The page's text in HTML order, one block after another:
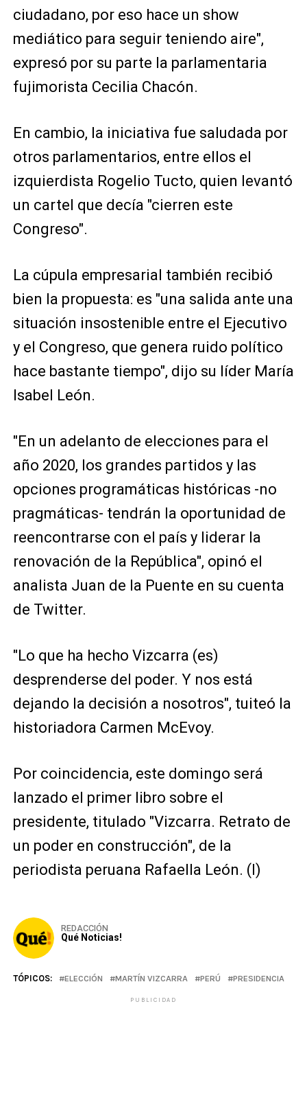
ciudadano, por eso hace un show
mediático para seguir teniendo aire",
expresó por su parte la parlamentaria
fujimorista Cecilia Chacón.
En cambio, la iniciativa fue saludada por
otros parlamentarios, entre ellos el
izquierdista Rogelio Tucto, quien levantó
un cartel que decía "cierren este
Congreso".
La cúpula empresarial también recibió
bien la propuesta: es "una salida ante una
situación insostenible entre el Ejecutivo
y el Congreso, que genera ruido político
hace bastante tiempo", dijo su líder María
Isabel León.
"En un adelanto de elecciones para el
año 2020, los grandes partidos y las
opciones programáticas históricas -no
pragmáticas- tendrán la oportunidad de
reencontrarse con el país y liderar la
renovación de la República", opinó el
analista Juan de la Puente en su cuenta
de Twitter.
"Lo que ha hecho Vizcarra (es)
desprenderse del poder. Y nos está
dejando la decisión a nosotros", tuiteó la
historiadora Carmen McEvoy.
Por coincidencia, este domingo será
lanzado el primer libro sobre el
presidente, titulado "Vizcarra. Retrato de
un poder en construcción", de la
periodista peruana Rafaella León. (I)
REDACCIÓN
Qué Noticias!
TÓPICOS: ELECCIÓN MARTÍN VIZCARRA PERÚ PRESIDENCIA
PUBLICIDAD